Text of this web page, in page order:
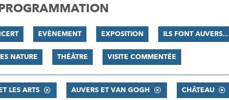
EVÈNEMENT EXPOSITION ILS FONT AUVERS...
NATURE THÉÂTRE VISITE COMMENTÉE
LES ARTS AUVERS ET VAN GOGH CHÂTEAU